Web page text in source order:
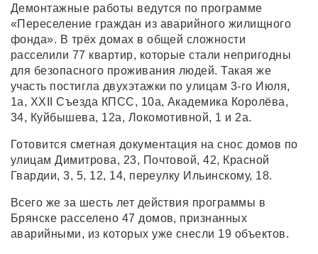
Демонтажные работы ведутся по программе
«Переселение граждан из аварийного жилищного
фонда». В трёх домах в общей сложности
расселили 77 квартир, которые стали непригодны
для безопасного проживания людей. Такая же
участь постигла двухэтажки по улицам 3-го Июля,
1а, XXII Съезда КПСС, 10а, Академика Королёва,
34, Куйбышева, 12а, Локомотивной, 1 и 2а.
Готовится сметная документация на снос домов по
улицам Димитрова, 23, Почтовой, 42, Красной
Гвардии, 3, 5, 12, 14, переулку Ильинскому, 18.
Всего же за шесть лет действия программы в
Брянске расселено 47 домов, признанных
аварийными, из которых уже снесли 19 объектов.